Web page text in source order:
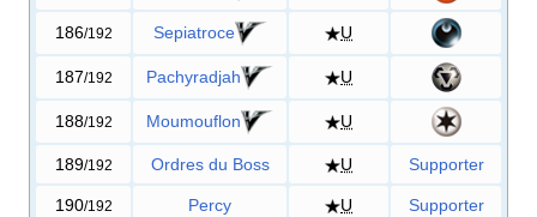
186/192 Sepiatroce U
187/192 Pachyradjah U
188/192 Moumouflon U
189/192 Ordres du Boss U Supporter
190/192 Percy U Supporter